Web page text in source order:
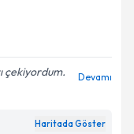
çekiyordum.
Devamı
Haritada Göster